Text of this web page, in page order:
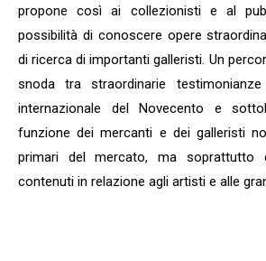
propone così ai collezionisti e al
possibilità di conoscere opere
di ricerca di importanti galleristi. Un
snoda tra straordinarie
internazionale del Novecento e
funzione dei mercanti e dei galleristi
primari del mercato, ma soprattutto
contenuti in relazione agli artisti e alle